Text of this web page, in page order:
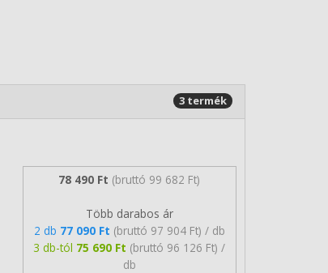
3 termék
78 490 Ft (bruttó 99 682 Ft)
Több darabos ár
2 db 77 090 Ft (bruttó 97 904 Ft) / db
3 db-tól 75 690 Ft (bruttó 96 126 Ft) /
db